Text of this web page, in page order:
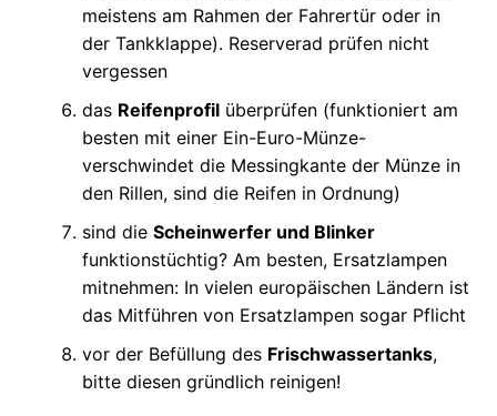
meistens am Rahmen der Fahrertür oder in
der Tankklappe). Reserverad prüfen nicht
vergessen
das Reifenprofilüberprüfen (funktioniert am
besten mit einer Ein-Euro-Münze-
verschwindet die Messingkante der Münze in
den Rillen, sind die Reifen in Ordnung)
sind die Scheinwerfer und Blinker
funktionstüchtig? Am besten, Ersatzlampen
mitnehmen: In vielen europäischen Ländern ist
das Mitführen von Ersatzlampen sogar Pflicht
vor der Befüllung des Frischwassertanks,
bitte diesen gründlich reinigen!